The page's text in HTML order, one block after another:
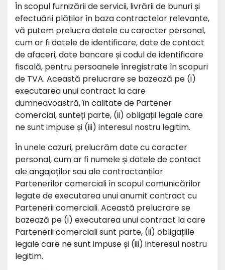
În scopul furnizării de servicii, livrării de bunuri și
efectuării plăților în baza contractelor relevante,
vă putem prelucra datele cu caracter personal,
cum ar fi datele de identificare, date de contact
de afaceri, date bancare și codul de identificare
fiscală, pentru persoanele înregistrate în scopuri
de TVA. Această prelucrare se bazează pe (i)
executarea unui contract la care
dumneavoastră, în calitate de Partener
comercial, sunteți parte, (ii) obligații legale care
ne sunt impuse și (iii) interesul nostru legitim.
În unele cazuri, prelucrăm date cu caracter
personal, cum ar fi numele și datele de contact
ale angajaților sau ale contractanților
Partenerilor comerciali în scopul comunicărilor
legate de executarea unui anumit contract cu
Partenerii comerciali. Această prelucrare se
bazează pe (i) executarea unui contract la care
Partenerii comerciali sunt parte, (ii) obligațiile
legale care ne sunt impuse și (iii) interesul nostru
legitim.